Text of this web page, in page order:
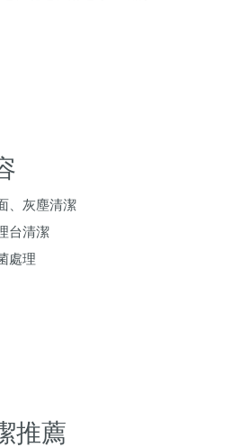
、灰塵清潔
台清潔
處理
推薦